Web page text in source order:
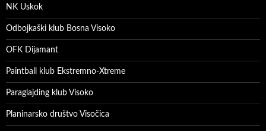
NK Uskok
Odbojkaški klub Bosna Visoko
OFK Dijamant
Paintball klub Ekstremno-Xtreme
Paraglajding klub Visoko
Planinarsko društvo Visočica